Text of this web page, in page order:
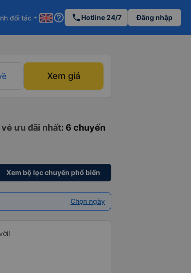
đối tác arrow_drop_down help_outline phoneHotline 24/7 Đăng nhập
Xem giá
ưu đãi nhất: 6 chuyến
Xem bộ lọc chuyến phổ biến
Chọn ngày